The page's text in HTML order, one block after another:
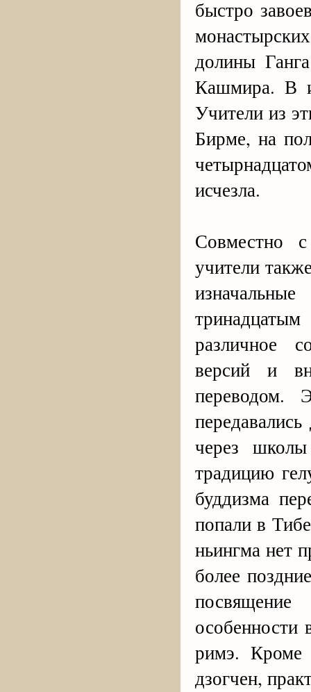
быстро
долины
Кашмира. В
Учители из
Бирме, на
исчезла.
Совместно
учители
различное
версий и
переводом.
через
традицию
буддизма
попали в
ньингма нет
более
особенности
римэ. Кроме
дзогчен,